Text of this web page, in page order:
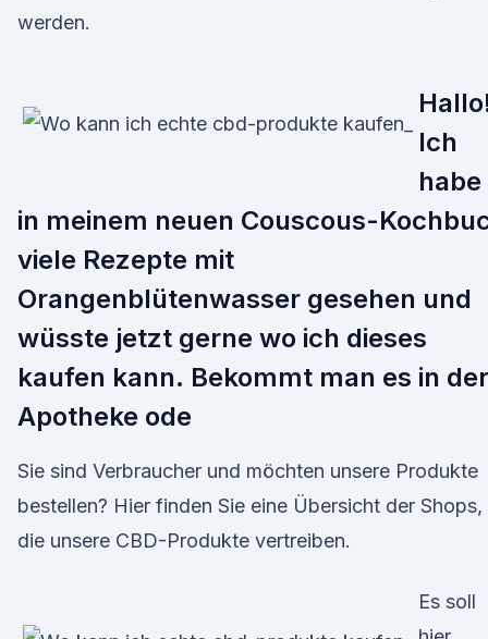
werden.
Ich
habe
in meinem neuen Couscous-
viele Rezepte mit
Orangenblütenwasser gesehen und
wüsste jetzt gerne wo ich dieses
kaufen kann. Bekommt man es in der
Apotheke ode
Sie sind Verbraucher und möchten unsere Produkte
bestellen? Hier finden Sie eine Übersicht der Shops,
die unsere CBD-Produkte vertreiben.
Es soll